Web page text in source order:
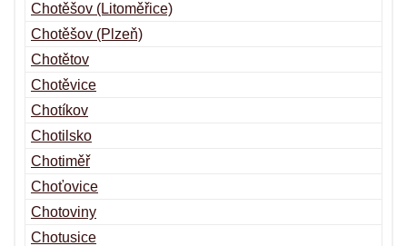
Chotěšov (Litoměřice)
Chotěšov (Plzeň)
Chotětov
Chotěvice
Chotíkov
Chotilsko
Chotiměř
Choťovice
Chotoviny
Chotusice